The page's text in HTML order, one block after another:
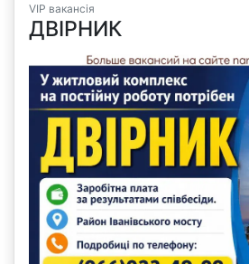
VIP вакансія
ДВІРНИК